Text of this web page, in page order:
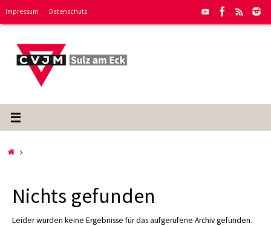
Impressum Datenschutz
Start
Nichts gefunden
Leider wurden keine Ergebnisse für das aufgerufene Archiv gefunden.